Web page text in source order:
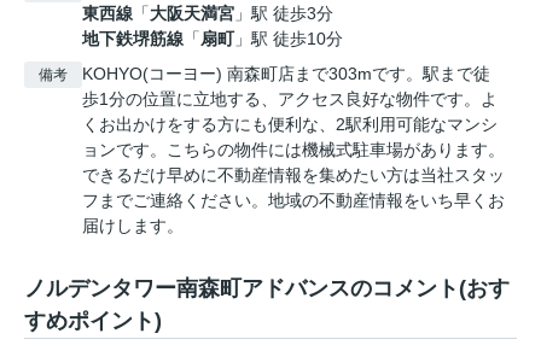
東西線 「大阪天満宮 」駅 徒歩3分
地下鉄堺筋線 「扇町」駅 徒歩10分
備考
KOHYO(コーヨー) 南森町店まで303mです。駅まで徒
歩1分の位置に立地する、アクセス良好な物件です。よ
くお出かけをする方にも便利な、2駅利用可能なマンシ
ョンです。こちらの物件には機械式駐車場があります。
できるだけ早めに不動産情報を集めたい方は当社スタッ
フまでご連絡ください。地域の不動産情報をいち早くお
届けします。
ノルデンタワー南森町アドバンスのコメント(おす
すめポイント)